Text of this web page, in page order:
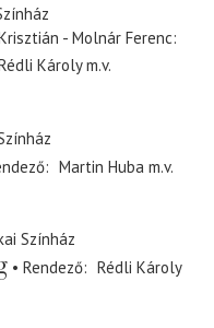
- Molnár Ferenc
Károly m.v.
Martin Huba m.v.
Színház
Rendező
Rédli Károly